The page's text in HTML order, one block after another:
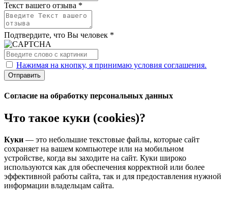
Текст вашего отзыва *
Подтвердите, что Вы человек *
Нажимая на кнопку, я принимаю условия соглашения.
Отправить
Согласие на обработку персональных данных
Что такое куки (cookies)?
Куки — это небольшие текстовые файлы, которые сайт
сохраняет на вашем компьютере или на мобильном
устройстве, когда вы заходите на сайт. Куки широко
используются как для обеспечения корректной или более
эффективной работы сайта, так и для предоставления нужной
информации владельцам сайта.